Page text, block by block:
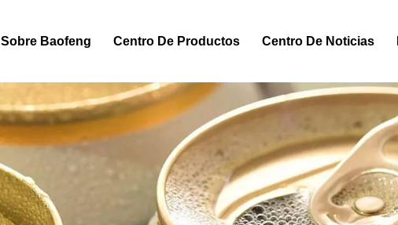
Sobre Baofeng Centro De Productos Centro De Noticias